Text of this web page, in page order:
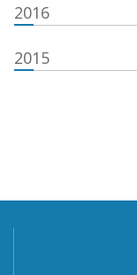
2016
2015